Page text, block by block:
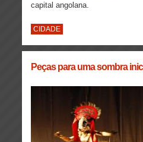
capital angolana.
CIDADE
Peças para uma sombra